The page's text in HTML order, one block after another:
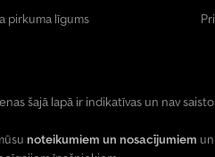
pirkuma līgums
šajā lapā ir indikatīvas un nav
noteikumiem un nosacījumiem un